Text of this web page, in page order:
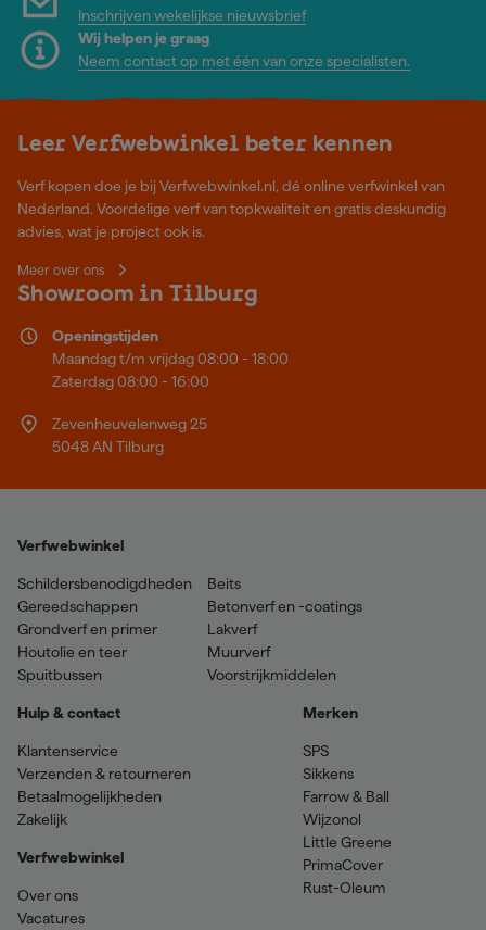
Inschrijven wekelijkse nieuwsbrief
Wij helpen je graag
Neem contact op met één van onze specialisten.
Leer Verfwebwinkel beter kennen
Verf kopen doe je bij Verfwebwinkel.nl, dé online verfwinkel van
Nederland. Voordelige verf van topkwaliteit en gratis deskundig
advies, wat je project ook is.
Meer over ons
Showroom in Tilburg
Openingstijden
Maandag t/m vrijdag 08:00 - 18:00
Zaterdag 08:00 - 16:00
Zevenheuvelenweg 25
5048 AN Tilburg
Verfwebwinkel
Schildersbenodigdheden
Gereedschappen
Grondverf en primer
Houtolie en teer
Spuitbussen
Beits
Betonverf en -coatings
Lakverf
Muurverf
Voorstrijkmiddelen
Hulp & contact
Klantenservice
Verzenden & retourneren
Betaalmogelijkheden
Zakelijk
Verfwebwinkel
Over ons
Vacatures
Merken
SPS
Sikkens
Farrow & Ball
Wijzonol
Little Greene
PrimaCover
Rust-Oleum